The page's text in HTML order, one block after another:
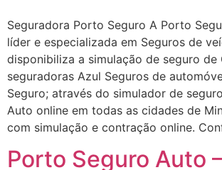
Seguradora Porto Seguro A Porto
líder e especializada em Seguros de
disponibiliza a simulação de seguro de
seguradoras Azul Seguros de
Seguro; através do simulador de
Auto online em todas as cidades de
com simulação e contração online.
Porto Seguro Auto